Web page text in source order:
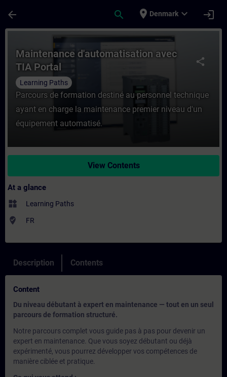
arrow_back search place Denmark expand_more login
Course - Maintenance d'automatisation
share
Maintenance d'automatisation avec
TIA Portal
Learning Paths
Parcours de formation destiné au personnel technique
ayant en charge la maintenance premier niveau d'un
équipement automatisé.
View Contents
At a glance
widgets Learning Paths
where_to_vote FR
Description Contents
Content
Du niveau débutant à expert en maintenance — tout en un seul
parcours de formation structuré.
Notre parcours complet vous guide pas à pas pour devenir un
expert en maintenance. Que vous soyez débutant ou déjà
expérimenté, vous pourrez développer vos compétences de
manière ciblée et pratique.